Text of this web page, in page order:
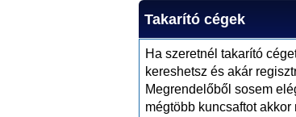
Takarító cégek
Ha szeretnél takarító
kereshetsz és akár
Megrendelőből sosem
mégtöbb kuncsaftot